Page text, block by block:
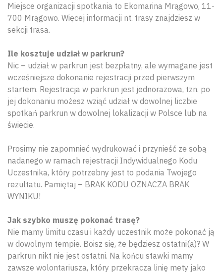
Miejsce organizacji spotkania to Ekomarina Mrągowo, 11-
700 Mrągowo. Więcej informacji nt. trasy znajdziesz w
sekcji trasa.
Ile kosztuje udział w parkrun?
Nic – udział w parkrun jest bezpłatny, ale wymagane jest
wcześniejsze dokonanie rejestracji przed pierwszym
startem. Rejestracja w parkrun jest jednorazowa, tzn. po
jej dokonaniu możesz wziąć udział w dowolnej liczbie
spotkań parkrun w dowolnej lokalizacji w Polsce lub na
świecie.
Prosimy nie zapomnieć wydrukować i przynieść ze sobą
nadanego w ramach rejestracji Indywidualnego Kodu
Uczestnika, który potrzebny jest to podania Twojego
rezultatu. Pamiętaj – BRAK KODU OZNACZA BRAK
WYNIKU!
Jak szybko muszę pokonać trasę?
Nie mamy limitu czasu i każdy uczestnik może pokonać ją
w dowolnym tempie. Boisz się, że będziesz ostatni(a)? W
parkrun nikt nie jest ostatni. Na końcu stawki mamy
zawsze wolontariusza, który przekracza linię mety jako